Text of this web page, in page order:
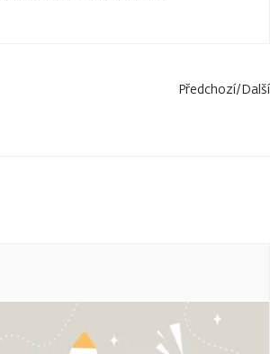
Předchozí/Další